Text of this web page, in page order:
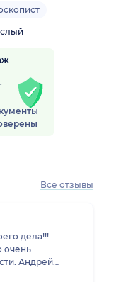
Все отзывы
дела!!!
очень
дал